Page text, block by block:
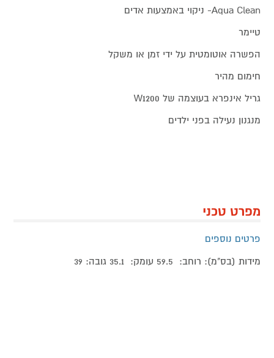
Aqua Clean- ניקוי באמצעות אדים
טיימר
הפשרה אוטומטית על ידי זמן או משקל
חימום מהיר
גריל אינפרא בעוצמה של W1200
מנגנון נעילה בפני ילדים
מפרט טכני
פרטים נוספים
מידות (בס"מ): רוחב: 59.5 עומק: 35.1 גובה: 39